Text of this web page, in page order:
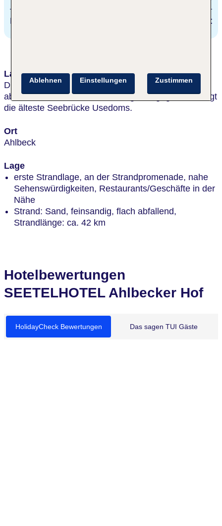
direkt
Lage & Umgebung
Direkt an der Promenade und am langen, flach
abfallenden Strand der Ostsee, gleich gegenüber liegt
die älteste Seebrücke Usedoms.
Ort
Ahlbeck
Lage
erste Strandlage, an der Strandpromenade, nahe
Sehenswürdigkeiten, Restaurants/Geschäfte in der
Nähe
Strand: Sand, feinsandig, flach abfallend,
Strandlänge: ca. 42 km
Hotelbewertungen
SEETELHOTEL Ahlbecker Hof
HolidayCheck Bewertungen Das sagen TUI Gäste
Zustimmen
Ablehnen Einstellungen